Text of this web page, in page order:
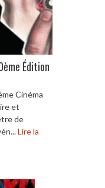
Édition
Cinéma
et
de
Lire la